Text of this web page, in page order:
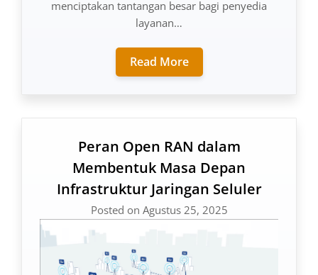
menciptakan tantangan besar bagi penyedia
layanan…
Read More
Peran Open RAN dalam
Membentuk Masa Depan
Infrastruktur Jaringan Seluler
Posted on Agustus 25, 2025